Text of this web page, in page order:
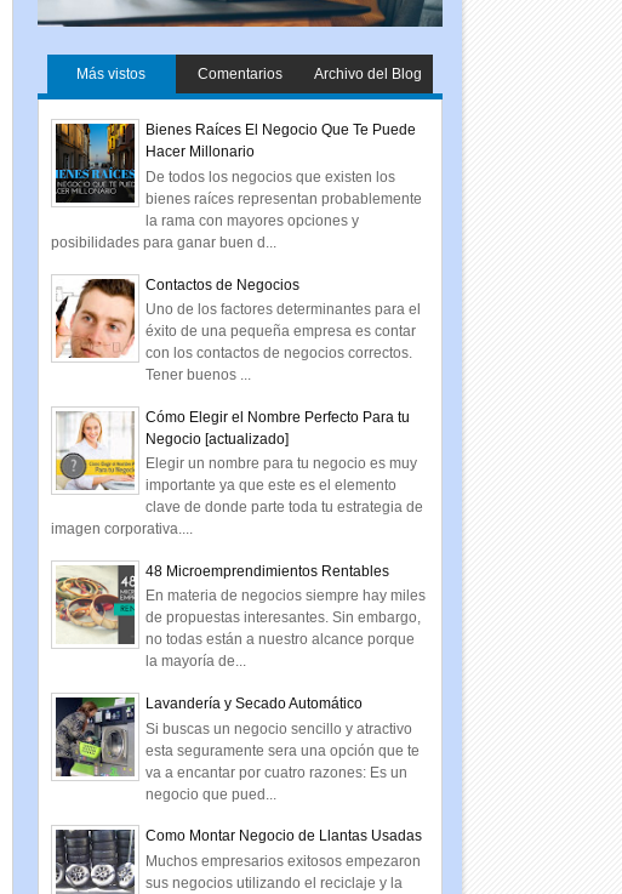
Más vistos Comentarios Archivo del Blog
Bienes Raíces El Negocio Que Te Puede
Hacer Millonario
De todos los negocios que existen los
bienes raíces representan probablemente
la rama con mayores opciones y
posibilidades para ganar buen d...
Contactos de Negocios
Uno de los factores determinantes para el
éxito de una pequeña empresa es contar
con los contactos de negocios correctos.
Tener buenos ...
Cómo Elegir el Nombre Perfecto Para tu
Negocio [actualizado]
Elegir un nombre para tu negocio es muy
importante ya que este es el elemento
clave de donde parte toda tu estrategia de
imagen corporativa....
48 Microemprendimientos Rentables
En materia de negocios siempre hay miles
de propuestas interesantes. Sin embargo,
no todas están a nuestro alcance porque
la mayoría de...
Lavandería y Secado Automático
Si buscas un negocio sencillo y atractivo
esta seguramente sera una opción que te
va a encantar por cuatro razones: Es un
negocio que pued...
Como Montar Negocio de Llantas Usadas
Muchos empresarios exitosos empezaron
sus negocios utilizando el reciclaje y la